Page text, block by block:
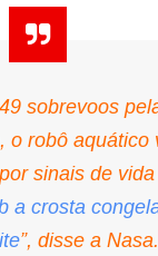
sobrevoos
o robô aquático
sinais de vida
a crosta
”, disse a Nasa.